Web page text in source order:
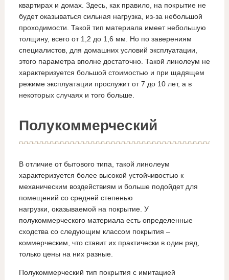
квартирах и домах. Здесь, как правило, на покрытие не
будет оказываться сильная нагрузка, из-за небольшой
проходимости. Такой тип материала имеет небольшую
толщину, всего от 1,2 до 1,6 мм. Но по заверениям
специалистов, для домашних условий эксплуатации,
этого параметра вполне достаточно. Такой линолеум не
характеризуется большой стоимостью и при щадящем
режиме эксплуатации прослужит от 7 до 10 лет, а в
некоторых случаях и того больше.
Полукоммерческий
В отличие от бытового типа, такой линолеум
характеризуется более высокой устойчивостью к
механическим воздействиям и больше подойдет для
помещений со средней степенью
нагрузки, оказываемой на покрытие. У
полукоммерческого материала есть определенные
сходства со следующим классом покрытия –
коммерческим, что ставит их практически в один ряд,
только цены на них разные.
Полукоммерческий тип покрытия с имитацией